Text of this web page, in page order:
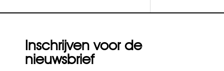
Inschrijven voor de
nieuwsbrief